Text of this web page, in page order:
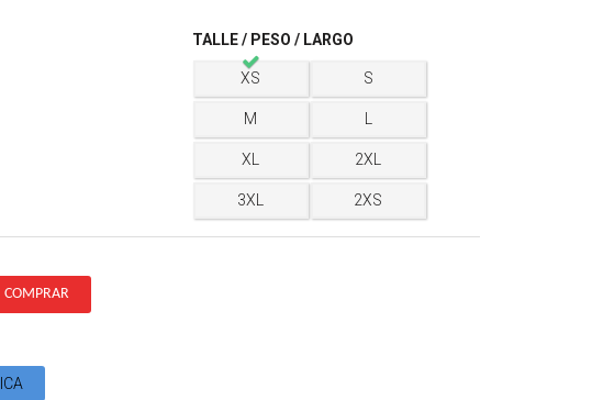
TALLE / PESO / LARGO
XS S
M L
XL 2XL
3XL 2XS